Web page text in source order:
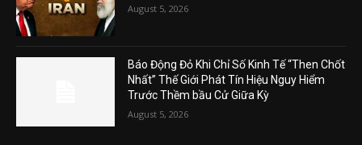
August 5, 2026
Báo Động Đỏ Khi Chỉ Số Kinh Tế “Then Chốt
Nhất” Thế Giới Phát Tín Hiệu Nguy Hiểm
Trước Thềm bầu Cử Giữa Kỳ
August 5, 2026